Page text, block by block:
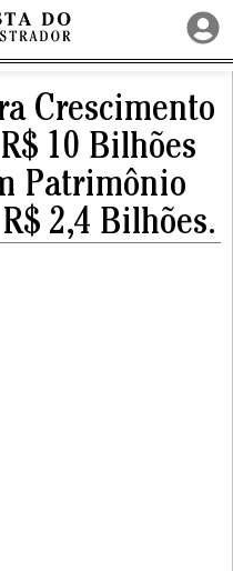
Crescimento
10 Bilhões
Patrimônio
2,4 Bilhões.